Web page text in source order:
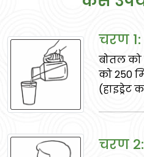
दालचीनी
पाचन स्वास्थ्य को समर्थन
को नियंत्रित करती है, और
चरण
बोतल को
को 250
(हाइड्रेट
चरण